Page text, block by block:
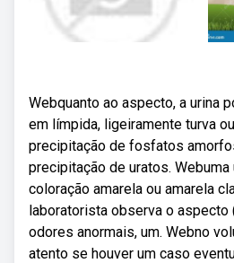
Webquanto ao aspecto, a urina
em límpida, ligeiramente turva
precipitação de fosfatos
precipitação de uratos. Webuma
coloração amarela ou amarela
laboratorista observa o aspecto
odores anormais, um. Webno
atento se houver um caso